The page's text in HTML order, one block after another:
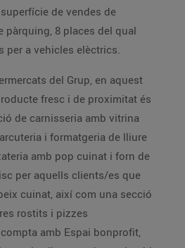
de vendes de
pàrquing, 8 places del qual
per a vehicles elèctrics.
del Grup, en aquest
fresc i de proximitat és
de carnisseria amb vitrina
i formatgeria de lliure
amb pop cuinat i forn de
per aquells clients/es que
cuinat, així com una secció
rostits i pizzes
amb Espai bonprofit,